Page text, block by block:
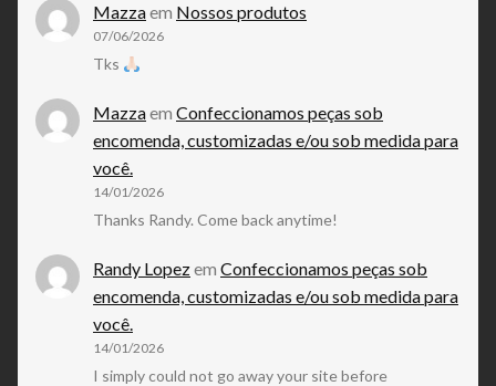
Mazzaem Nossos produtos
07/06/2026
Tks
Mazzaem Confeccionamos peças sob
encomenda, customizadas e/ou sob medida para
você.
14/01/2026
Thanks Randy. Come back anytime!
Randy Lopezem Confeccionamos peças sob
encomenda, customizadas e/ou sob medida para
você.
14/01/2026
I simply could not go away your site before